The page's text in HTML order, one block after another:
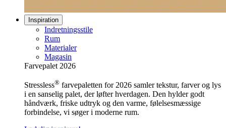
Inspiration
Indretningsstile
Rum
Materialer
Magasin
Farvepalet 2026
Stressless® farvepaletten for 2026 samler tekstur, farver og lys
i en sanselig palet, der løfter hverdagen. Den hylder godt
håndværk, friske udtryk og den varme, følelsesmæssige
forbindelse, vi søger i moderne rum.